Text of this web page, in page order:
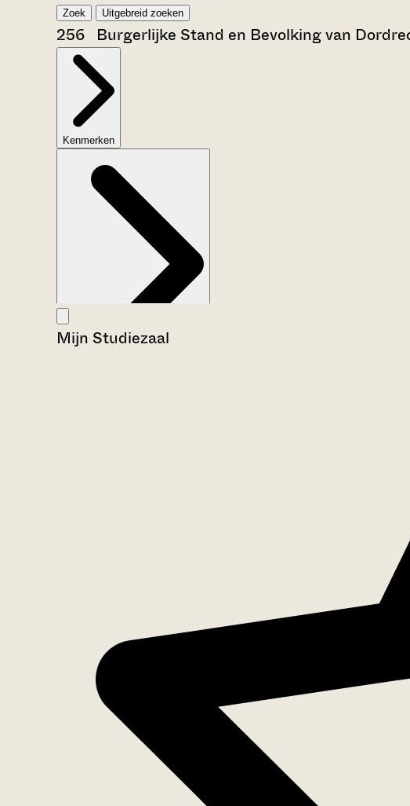
Zoek Uitgebreid zoeken
256 Burgerlijke Stand en Bevolking van
Kenmerken
Mijn Studiezaal